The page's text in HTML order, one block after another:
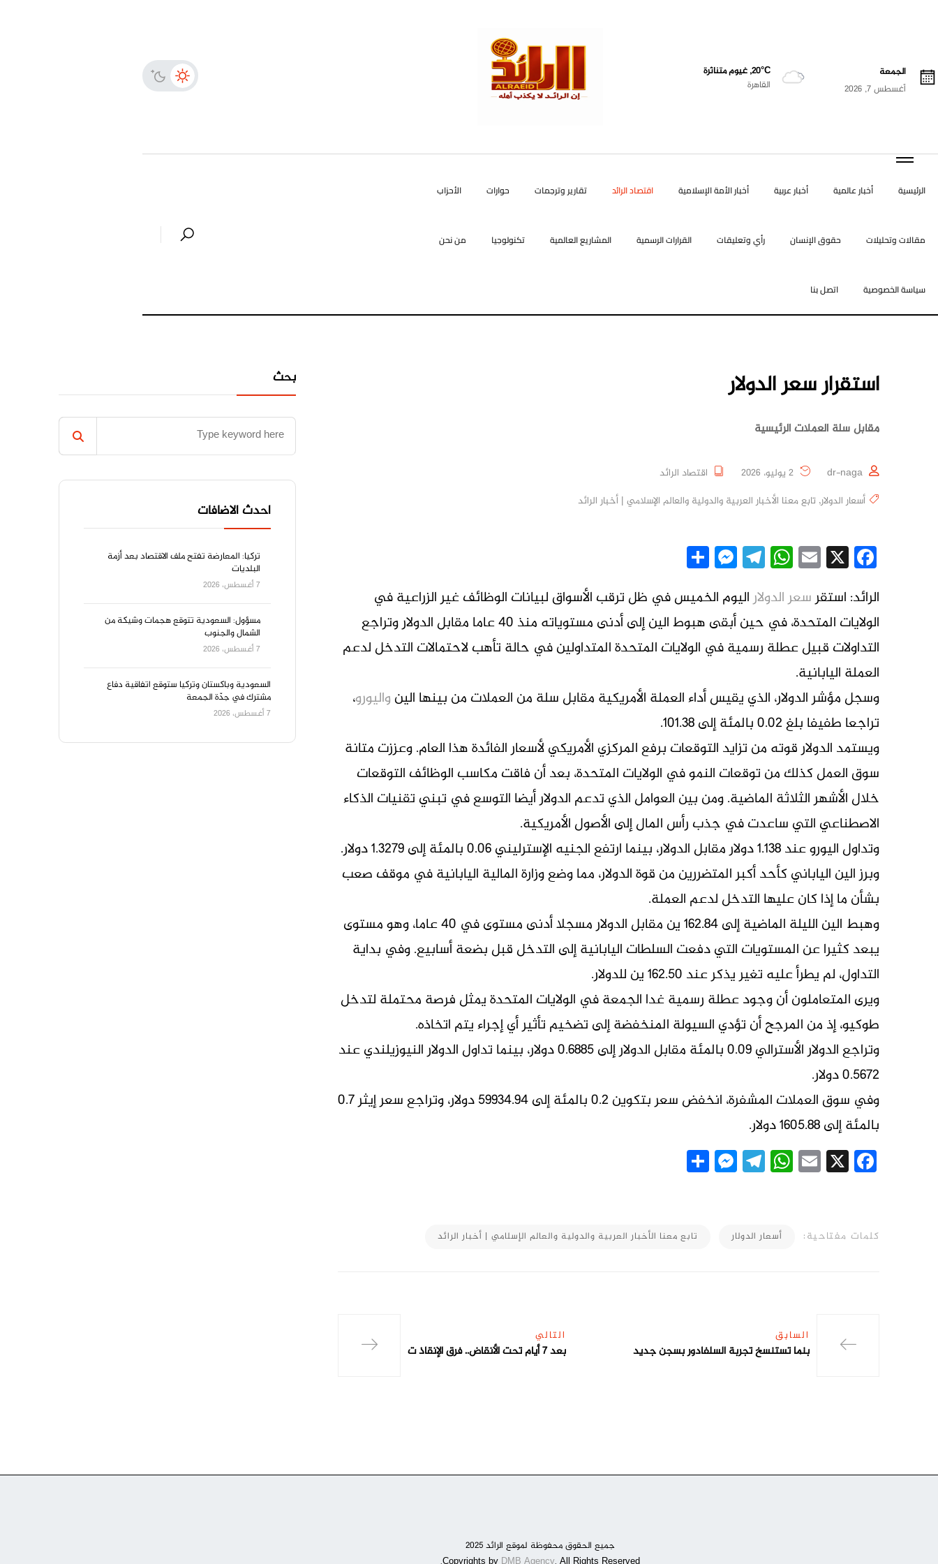
الجمعة
أغسطس 7, 2026
20°C, غيوم متناثرة
القاهرة
الرئيسية أخبار عالمية أخبار عربية أخبار الأمة الإسلامية اقتصاد الرائد تقارير وترجمات حوارات الأحزاب
مقالات وتحليلات حقوق الإنسان رأي وتعليقات القرارات الرسمية المشاريع العالمية تكنولوجيا من نحن
سياسة الخصوصية اتصل بنا
استقرار سعر الدولار
مقابل سلة العملات الرئيسية
dr-naga
اقتصاد الرائد
أسعار الدولار, تابع معنا الأخبار العربية والدولية والعالم الإسلامي | أخبار الرائد
Facebook
X
Email
WhatsApp
Telegram
Messenger
الرائد: استقرسعر الدولاراليوم الخميس في ظل ترقب الأسواق لبيانات الوظائف غير الزراعية في
الولايات المتحدة، في حين أبقى هبوط الين إلى أدنى مستوياته منذ 40 ​عاما مقابل الدولار وتراجع
التداولات قبيل عطلة رسمية في الولايات المتحدة المتداولين ‌في حالة تأهب لاحتمالات التدخل لدعم
العملة اليابانية.
وسجل مؤشر الدولار، الذي يقيس أداء العملة الأمريكية مقابل سلة من العملات من بينها الين واليورو،
تراجعا طفيفا بلغ 0.02 بالمئة إلى 101.38.
ويستمد الدولار قوته من تزايد التوقعات برفع المركزي الأمريكي لأسعار الفائدة هذا العام. وعززت متانة
سوق ​العمل كذلك من توقعات النمو في الولايات المتحدة، بعد أن فاقت مكاسب الوظائف التوقعات ​
خلال الأشهر الثلاثة الماضية. ومن بين العوامل الذي تدعم الدولار أيضا التوسع في تبني تقنيات الذكاء
‌الاصطناعي التي ⁠ساعدت في جذب رأس المال إلى الأصول الأمريكية.
وتداول اليورو عند 1.138 دولار مقابل الدولار، بينما ارتفع الجنيه الإسترليني 0.06 بالمئة إلى 1.3279 دولار.
وبرز الين الياباني كأحد أكبر المتضررين من قوة الدولار، مما وضع وزارة المالية اليابانية في موقف صعب
بشأن ما إذا كان ​عليها التدخل لدعم العملة.
وهبط ​الين الليلة الماضية ⁠إلى 162.84 ين مقابل الدولار مسجلا أدنى مستوى في 40 عاما، وهو مستوى
يبعد كثيرا عن المستويات التي دفعت السلطات اليابانية إلى ​التدخل قبل بضعة أسابيع. وفي بداية
التداول، لم يطرأ عليه تغير ​يذكر عند ⁠162.50 ين للدولار.
ويرى المتعاملون أن وجود عطلة رسمية غدا الجمعة في الولايات المتحدة يمثل فرصة محتملة لتدخل
طوكيو، إذ من المرجح أن تؤدي السيولة المنخفضة إلى تضخيم تأثير أي ⁠إجراء ​يتم اتخاذه.
وتراجع الدولار الأسترالي 0.09 بالمئة مقابل الدولار إلى ​0.6885 دولار، بينما تداول الدولار النيوزيلندي عند
0.5672 دولار.
وفي سوق العملات المشفرة، انخفض سعر بتكوين 0.2 بالمئة ​إلى 59934.94 دولار، وتراجع سعر إيثر 0.7
بالمئة إلى 1605.88 دولار.
Facebook
X
Email
WhatsApp
Telegram
Messenger
كلمات مفتاحية: أسعار الدولار تابع معنا الأخبار العربية والدولية والعالم الإسلامي | أخبار الرائد
السابق
بنما تستنسخ تجربة السلفادور بسجن جديد
التالي
بعد 7 أيام تحت الأنقاض.. فرق الإنقاذ ت
بحث
احدث الاضافات
تركيا: المعارضة تفتح ملف الاقتصاد بعد أزمة
البلديات
7 أغسطس، 2026
مسؤول: السعودية تتوقع هجمات وشيكة من
الشمال والجنوب
7 أغسطس، 2026
السعودية وباكستان وتركيا ستوقع اتفاقية دفاع
مشترك في جدّة الجمعة
7 أغسطس، 2026
جميع الحقوق محفوظة لموقع الرائد 2025